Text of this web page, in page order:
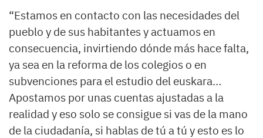
“Estamos en contacto con las necesidades del
pueblo y de sus habitantes y actuamos en
consecuencia, invirtiendo dónde más hace falta,
ya sea en la reforma de los colegios o en
subvenciones para el estudio del euskara…
Apostamos por unas cuentas ajustadas a la
realidad y eso solo se consigue si vas de la mano
de la ciudadanía, si hablas de tú a tú y esto es lo